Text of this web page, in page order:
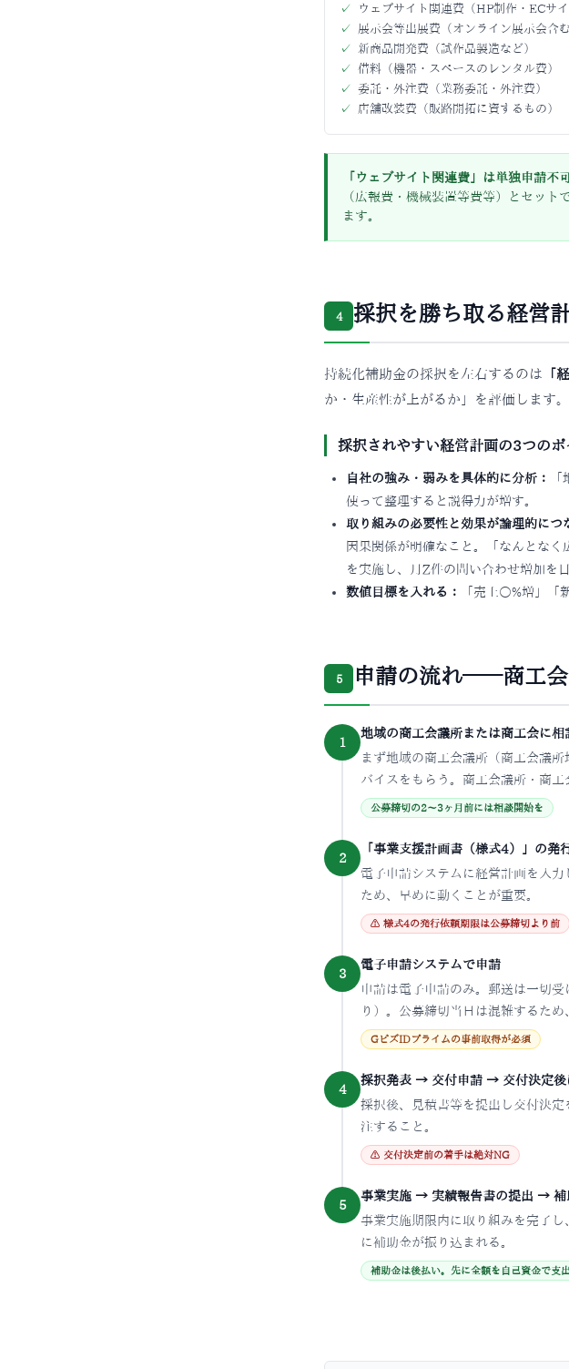
✓
ウェブサイト関連費（HP制作・ECサイ
✓
展示会等出展費（オンライン展示会含む
✓
新商品開発費（試作品製造など）
✓
借料（機器・スペースのレンタル費）
✓
委託・外注費（業務委託・外注費）
✓
店舗改装費（販路開拓に資するもの）
「ウェブサイト関連費」は単独申請不
（広報費・機械装置等費等）とセッ
ます。
4 採択を勝ち取る経営
持続化補助金の採択を左右するのは 「
か・生産性が上がるか」を評価します。
採択されやすい経営計画の3つのポ
自社の強み・弱みを具体的に分析：
使って整理すると説得力が増す。
取り組みの必要性と効果が論理的につ
因果関係が明確なこと。「なんとな
を実施し、月Z件の問い合わせ増加を
数値目標を入れる：
「売上○%増」「
5 申請の流れ——商工
1
地域の商工会議所または商工会に相
まず地域の商工会議所（商工会議
バイスをもらう。商工会議所・商工
公募締切の2〜3ヶ月前には相談開始を
2
「事業支援計画書（様式4）」の発
電子申請システムに経営計画を入
ため、早めに動くことが重要。
⚠ 様式4の発行依頼期限は公募締切より前
3
電子申請システムで申請
申請は電子申請のみ。郵送は一切
り）。公募締切当日は混雑するため
GビズIDプライムの事前取得が必須
4
採択発表 → 交付申請 → 交付決定後
採択後、見積書等を提出し交付決
注すること。
⚠ 交付決定前の着手は絶対NG
5
事業実施 → 実績報告書の提出 → 補
事業実施期限内に取り組みを完了
に補助金が振り込まれる。
補助金は後払い。先に全額を自己資金で支